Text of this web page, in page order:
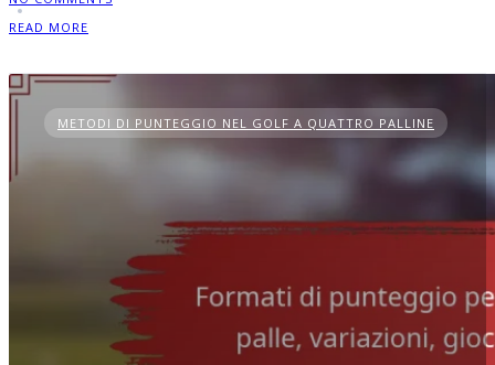
READ MORE
METODI DI PUNTEGGIO NEL GOLF A QUATTRO PALLINE